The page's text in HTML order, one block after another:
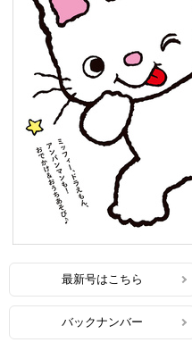
最新号はこちら
バックナンバー